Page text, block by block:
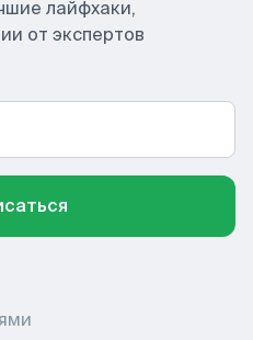
лайфхаки,
от экспертов